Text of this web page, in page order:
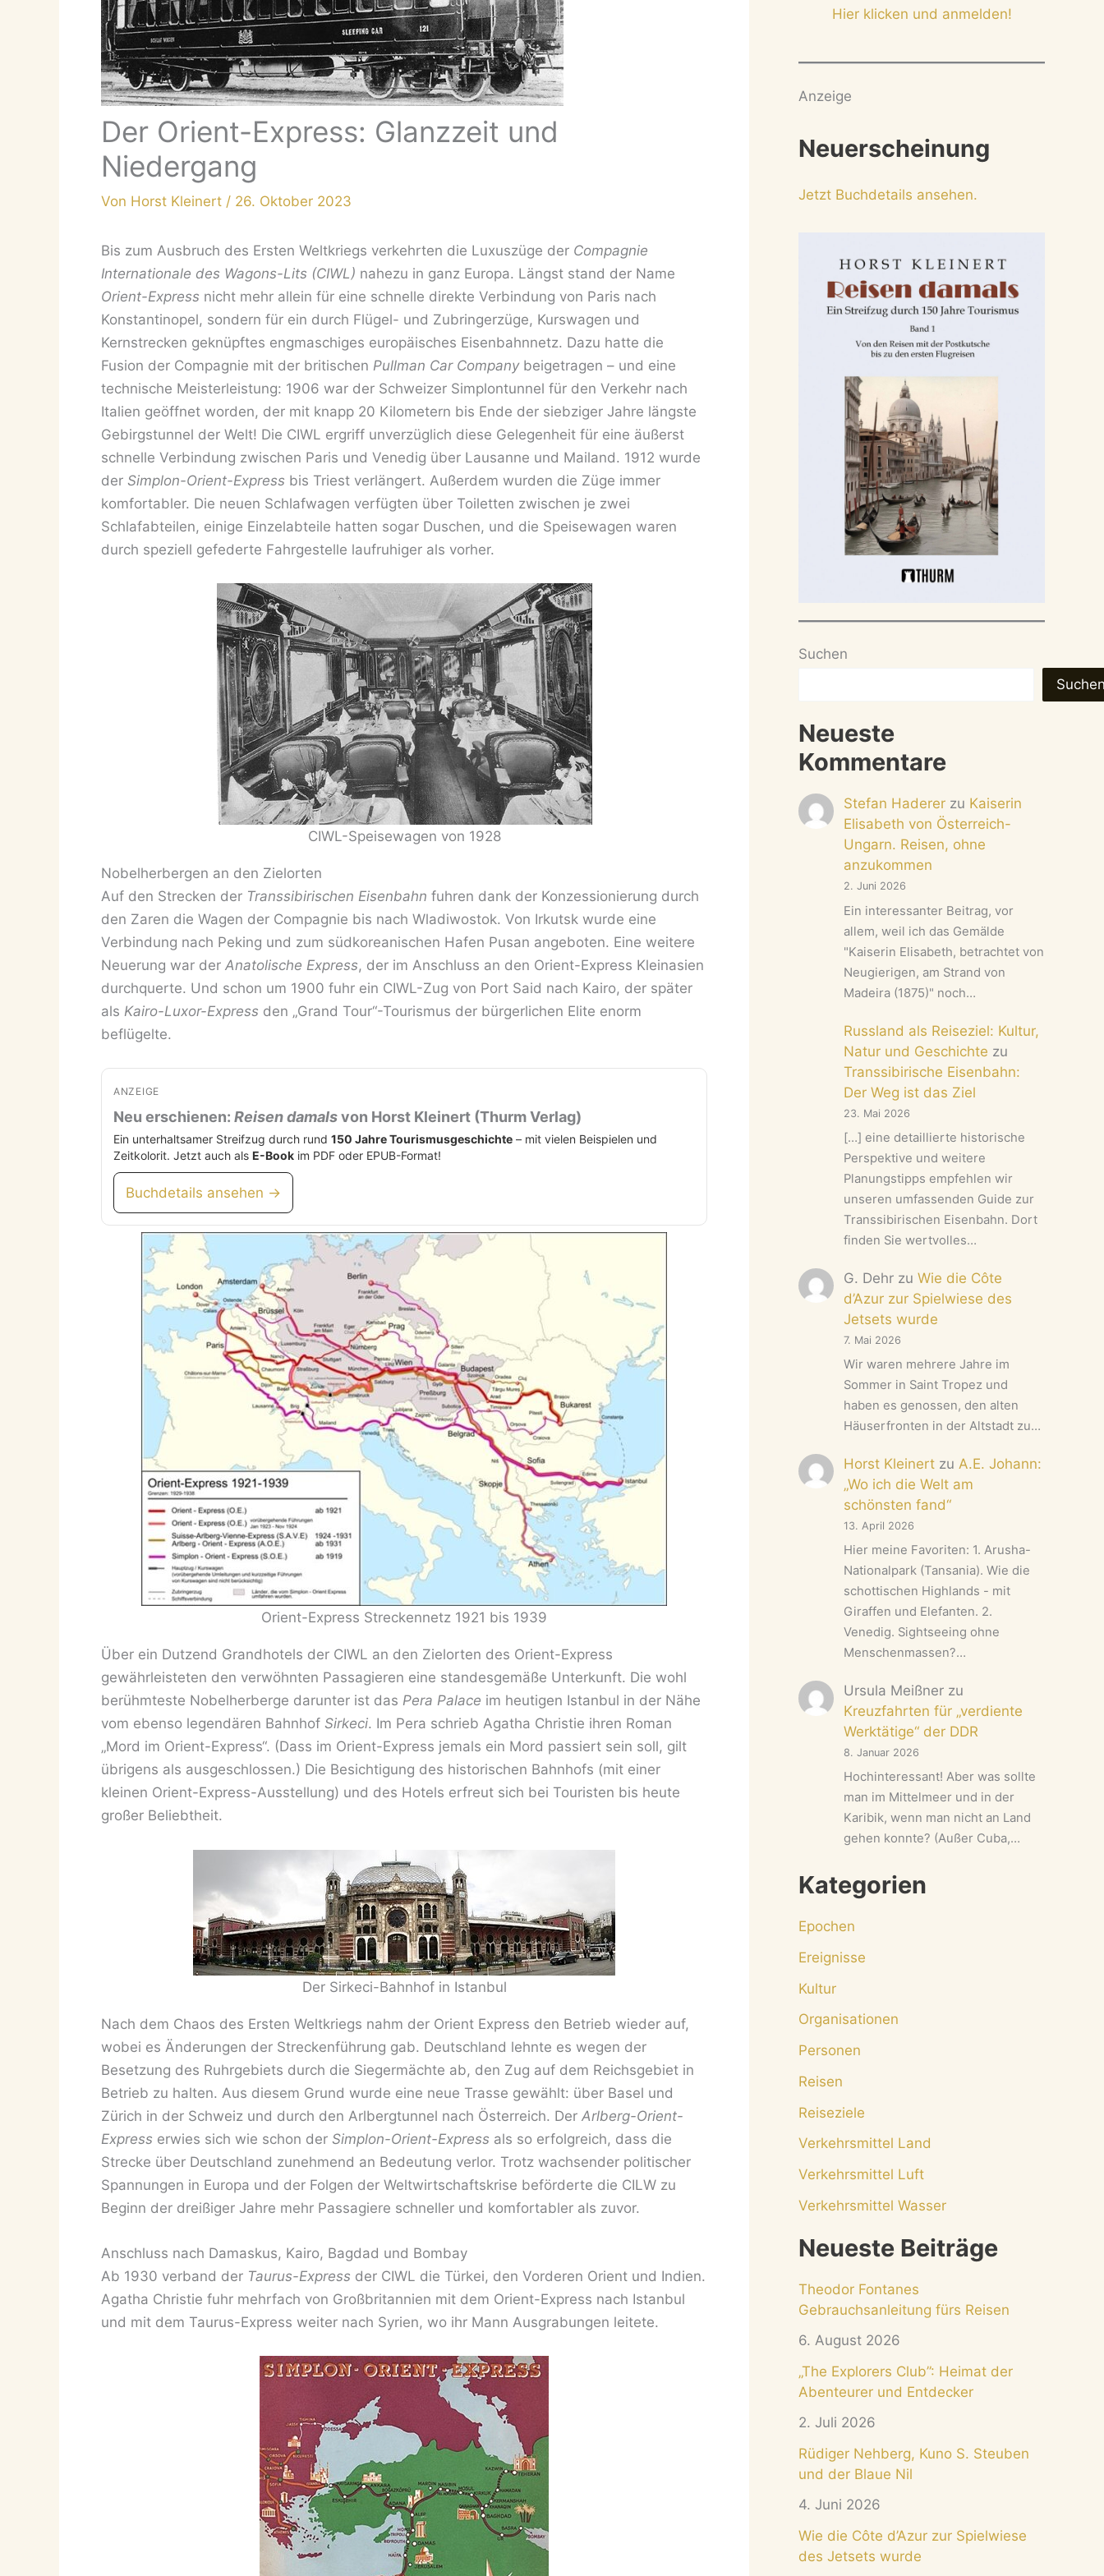
Der Orient-Express: Glanzzeit und
Niedergang
Von Horst Kleinert / 26. Oktober 2023
Bis zum Ausbruch des Ersten Weltkriegs verkehrten die Luxuszüge der Compagnie
Internationale des Wagons-Lits (CIWL) nahezu in ganz Europa. Längst stand der Name
Orient-Express nicht mehr allein für eine schnelle direkte Verbindung von Paris nach
Konstantinopel, sondern für ein durch Flügel- und Zubringerzüge, Kurswagen und
Kernstrecken geknüpftes engmaschiges europäisches Eisenbahnnetz. Dazu hatte die
Fusion der Compagnie mit der britischen Pullman Car Companybeigetragen – und eine
technische Meisterleistung: 1906 war der Schweizer Simplontunnel für den Verkehr nach
Italien geöffnet worden, der mit knapp 20 Kilometern bis Ende der siebziger Jahre längste
Gebirgstunnel der Welt! Die CIWL ergriff unverzüglich diese Gelegenheit für eine äußerst
schnelle Verbindung zwischen Paris und Venedig über Lausanne und Mailand. 1912 wurde
der Simplon-Orient-Express bis Triest verlängert. Außerdem wurden die Züge immer
komfortabler. Die neuen Schlafwagen verfügten über Toiletten zwischen je zwei
Schlafabteilen, einige Einzelabteile hatten sogar Duschen, und die Speisewagen waren
durch speziell gefederte Fahrgestelle laufruhiger als vorher.
CIWL-Speisewagen von 1928
Nobelherbergen an den Zielorten
Auf den Strecken der Transsibirischen Eisenbahn fuhren dank der Konzessionierung durch
den Zaren die Wagen der Compagnie bis nach Wladiwostok. Von Irkutsk wurde eine
Verbindung nach Peking und zum südkoreanischen Hafen Pusan angeboten. Eine weitere
Neuerung war der Anatolische Express, der im Anschluss an den Orient-Express Kleinasien
durchquerte. Und schon um 1900 fuhr ein CIWL-Zug von Port Said nach Kairo, der später
als Kairo-Luxor-Express den „Grand Tour“-Tourismus der bürgerlichen Elite enorm
beflügelte.
ANZEIGE
Neu erschienen: Reisen damalsvon Horst Kleinert (Thurm Verlag)
Ein unterhaltsamer Streifzug durch rund 150 Jahre Tourismusgeschichte – mit vielen Beispielen und
Zeitkolorit. Jetzt auch als E-Book im PDF oder EPUB-Format!
Buchdetails ansehen →
Orient-Express Streckennetz 1921 bis 1939
Über ein Dutzend Grandhotels der CIWL an den Zielorten des Orient-Express
gewährleisteten den verwöhnten Passagieren eine standesgemäße Unterkunft. Die wohl
berühmteste Nobelherberge darunter ist das Pera Palace im heutigen Istanbul in der Nähe
vom ebenso legendären Bahnhof Sirkeci. Im Pera schrieb Agatha Christie ihren Roman
„Mord im Orient-Express“. (Dass im Orient-Express jemals ein Mord passiert sein soll, gilt
übrigens als ausgeschlossen.) Die Besichtigung des historischen Bahnhofs (mit einer
kleinen Orient-Express-Ausstellung) und des Hotels erfreut sich bei Touristen bis heute
großer Beliebtheit.
Der Sirkeci-Bahnhof in Istanbul
Nach dem Chaos des Ersten Weltkriegs nahm der Orient Express den Betrieb wieder auf,
wobei es Änderungen der Streckenführung gab. Deutschland lehnte es wegen der
Besetzung des Ruhrgebiets durch die Siegermächte ab, den Zug auf dem Reichsgebiet in
Betrieb zu halten. Aus diesem Grund wurde eine neue Trasse gewählt: über Basel und
Zürich in der Schweiz und durch den Arlbergtunnel nach Österreich. Der Arlberg-Orient-
Express erwies sich wie schon der Simplon-Orient-Express als so erfolgreich, dass die
Strecke über Deutschland zunehmend an Bedeutung verlor. Trotz wachsender politischer
Spannungen in Europa und der Folgen der Weltwirtschaftskrise beförderte die CILW zu
Beginn der dreißiger Jahre mehr Passagiere schneller und komfortabler als zuvor.
Anschluss nach Damaskus, Kairo, Bagdad und Bombay
Ab 1930 verband der Taurus-Express der CIWL die Türkei, den Vorderen Orient und Indien.
Agatha Christie fuhr mehrfach von Großbritannien mit dem Orient-Express nach Istanbul
und mit dem Taurus-Express weiter nach Syrien, wo ihr Mann Ausgrabungen leitete.
Hier klicken und anmelden!
Anzeige
Neuerscheinung
Jetzt Buchdetails ansehen.
Suchen
Neueste
Kommentare
Stefan Haderer zu Kaiserin
Elisabeth von Österreich-
Ungarn. Reisen, ohne
anzukommen
2. Juni 2026
Ein interessanter Beitrag, vor
allem, weil ich das Gemälde
"Kaiserin Elisabeth, betrachtet von
Neugierigen, am Strand von
Madeira (1875)" noch…
Russland als Reiseziel: Kultur,
Natur und Geschichte zu
Transsibirische Eisenbahn:
Der Weg ist das Ziel
23. Mai 2026
[…] eine detaillierte historische
Perspektive und weitere
Planungstipps empfehlen wir
unseren umfassenden Guide zur
Transsibirischen Eisenbahn. Dort
finden Sie wertvolles…
G. Dehr zuWie die Côte
d’Azur zur Spielwiese des
Jetsets wurde
7. Mai 2026
Wir waren mehrere Jahre im
Sommer in Saint Tropez und
haben es genossen, den alten
Häuserfronten in der Altstadt zu…
Horst Kleinert zu A.E. Johann:
„Wo ich die Welt am
schönsten fand“
13. April 2026
Hier meine Favoriten: 1. Arusha-
Nationalpark (Tansania). Wie die
schottischen Highlands - mit
Giraffen und Elefanten. 2.
Venedig. Sightseeing ohne
Menschenmassen?…
Ursula Meißner zu
Kreuzfahrten für „verdiente
Werktätige“ der DDR
8. Januar 2026
Hochinteressant! Aber was sollte
man im Mittelmeer und in der
Karibik, wenn man nicht an Land
gehen konnte? (Außer Cuba,…
Kategorien
Epochen
Ereignisse
Kultur
Organisationen
Personen
Reisen
Reiseziele
Verkehrsmittel Land
Verkehrsmittel Luft
Verkehrsmittel Wasser
Neueste Beiträge
Theodor Fontanes
Gebrauchsanleitung fürs Reisen
6. August 2026
„The Explorers Club”: Heimat der
Abenteurer und Entdecker
2. Juli 2026
Rüdiger Nehberg, Kuno S. Steuben
und der Blaue Nil
4. Juni 2026
Wie die Côte d’Azur zur Spielwiese
des Jetsets wurde